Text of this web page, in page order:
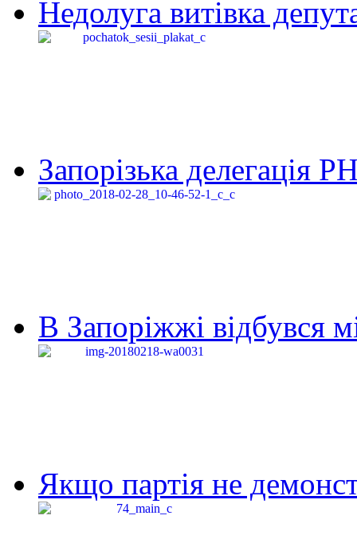
Недолуга витівка
Запорізька делегація
В Запоріжжі відбувся
Якщо партія не